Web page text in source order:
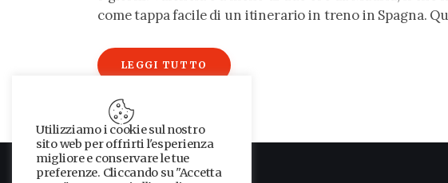
come tappa facile di un itinerario in treno in Spagna.
LEGGI TUTTO
Utilizziamo i cookie sul nostro
sito web per offrirti l'esperienza
migliore e conservare le tue
preferenze. Cliccando su "Accetta